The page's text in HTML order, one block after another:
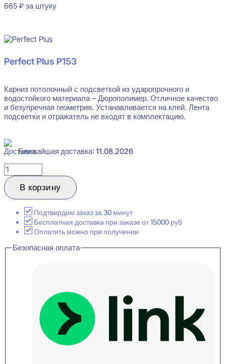
Perfect Plus P153 Карниз потолочный 41x60x2000
Перейти в избранное Закрыть
665 ₽ за штуку
Perfect Plus P153
Карниз потолочный с подсветкой из ударопрочного и
водостойкого материала – Дюрополимер. Отличное качество
и безупречная геометрия. Устанавливается на клей. Лента
подсветки и отражатель не входят в комплектацию.
Ближайшая доставка: 11.08.2026
Количество
товара
Perfect
Plus
Карниз
потолочный
41x60x2000
В корзину
Подтвердим заказ за 30 минут
Бесплатная доставка при заказе от 15000 руб
Оплатить можно при получении
Безопасная оплата